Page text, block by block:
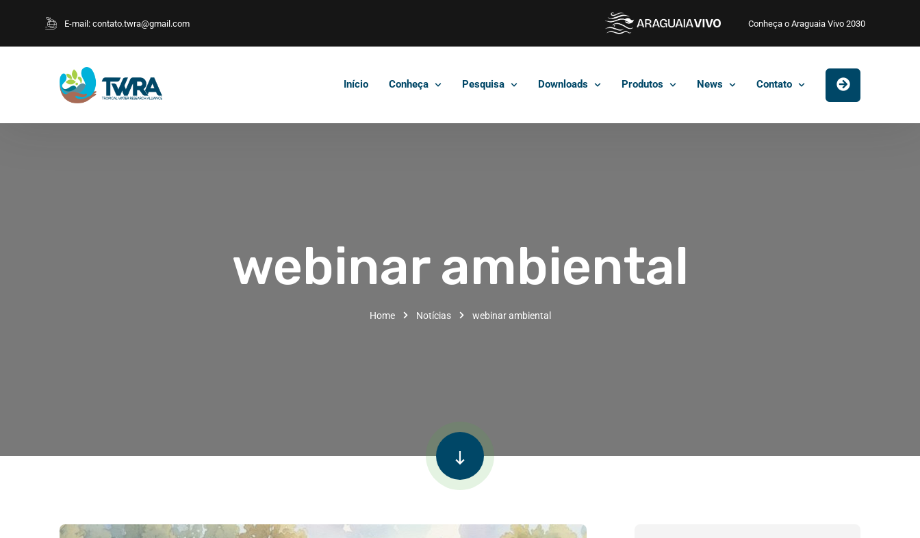
E-mail: contato.twra@gmail.com Conheça o Araguaia Vivo 2030
Início Conheça Pesquisa Downloads Produtos News Contato
webinar ambiental
Home Notícias webinar ambiental